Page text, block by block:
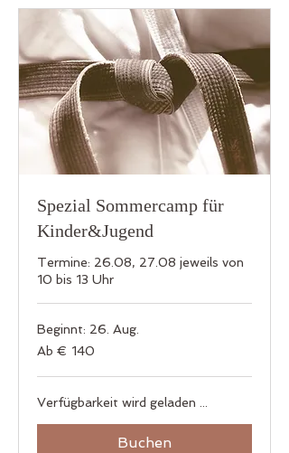
Spezial Sommercamp für
Kinder&Jugend
Termine: 26.08, 27.08 jeweils von
10 bis 13 Uhr
Beginnt: 26. Aug.
Ab
140
Ab € 140
Verfügbarkeit wird geladen ...
Buchen